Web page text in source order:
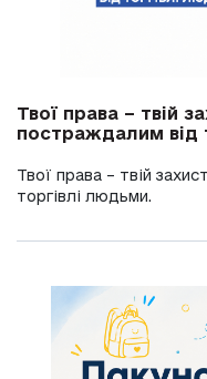
Твої права – твій
постраждалим від
Твої права – твій
торгівлі людьми.